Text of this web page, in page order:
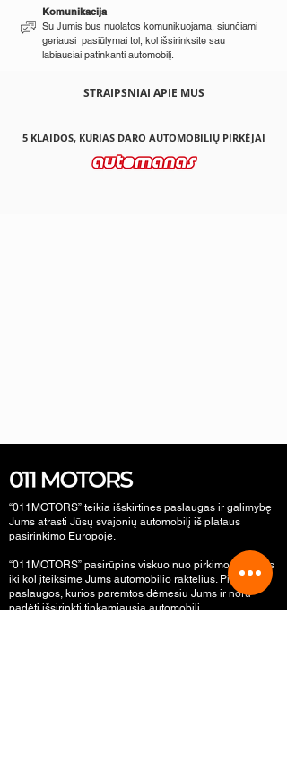
Komunikacija
Su Jumis bus nuolatos komunikuojama, siunčiami
geriausi pasiūlymai tol, kol išsirinksite sau
labiausiai patinkanti automobilį.
STRAIPSNIAI APIE MUS
5 KLAIDOS, KURIAS DARO AUTOMOBILIŲ PIRKĖJAI
“011MOTORS” teikia išskirtines paslaugas ir galimybę
Jums atrasti Jūsų svajonių automobilį iš plataus
pasirinkimo Europoje.
“011MOTORS” pasirūpins viskuo nuo pirkimo pradžios
iki kol įteiksime Jums automobilio raktelius. Pirkimo
paslaugos, kurios paremtos dėmesiu Jums ir noru
padėti išsirinkti tinkamiausią automobilį.